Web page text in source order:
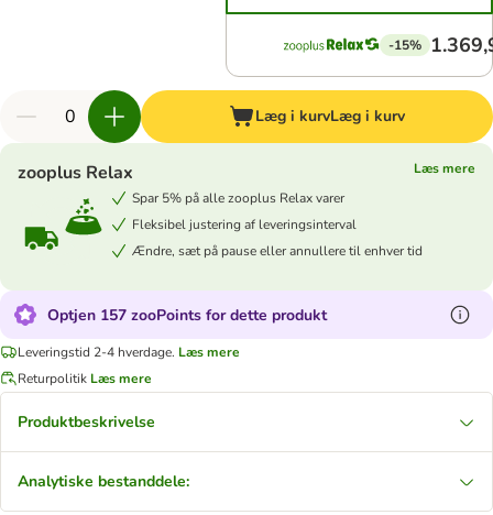
-15%
Læg i kurvLæg i kurv
zooplus Relax
Læs mere
Spar 5% på alle zooplus Relax varer
Fleksibel justering af leveringsinterval
Ændre, sæt på pause eller annullere til enhver tid
Optjen 157 zooPoints for dette produkt
Leveringstid 2-4 hverdage. Læs mere
Returpolitik Læs mere
Produktbeskrivelse
Analytiske bestanddele: